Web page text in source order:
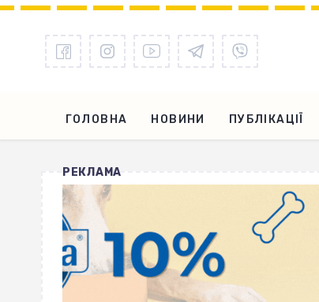
ГОЛОВНА НОВИНИ ПУБЛІКАЦІЇ
РЕКЛАМА